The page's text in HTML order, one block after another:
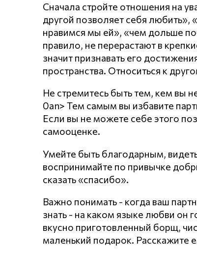
Сначала стройте отношения на
другой позволяет себя
нравимся мы ей», «чем дольше
правило, не перерастают в
значит признавать его
пространства. Относиться к
Не стремитесь быть тем, кем вы
0an> Тем самым вы избавите
Если вы не можете себе этого
самооценке.
Умейте быть благодарным,
воспринимайте по привычке
сказать «спасибо».
Важно понимать - когда ваш
знать - на каком языке любви он
вкусно приготовленный борщ,
маленький подарок. Расскажите